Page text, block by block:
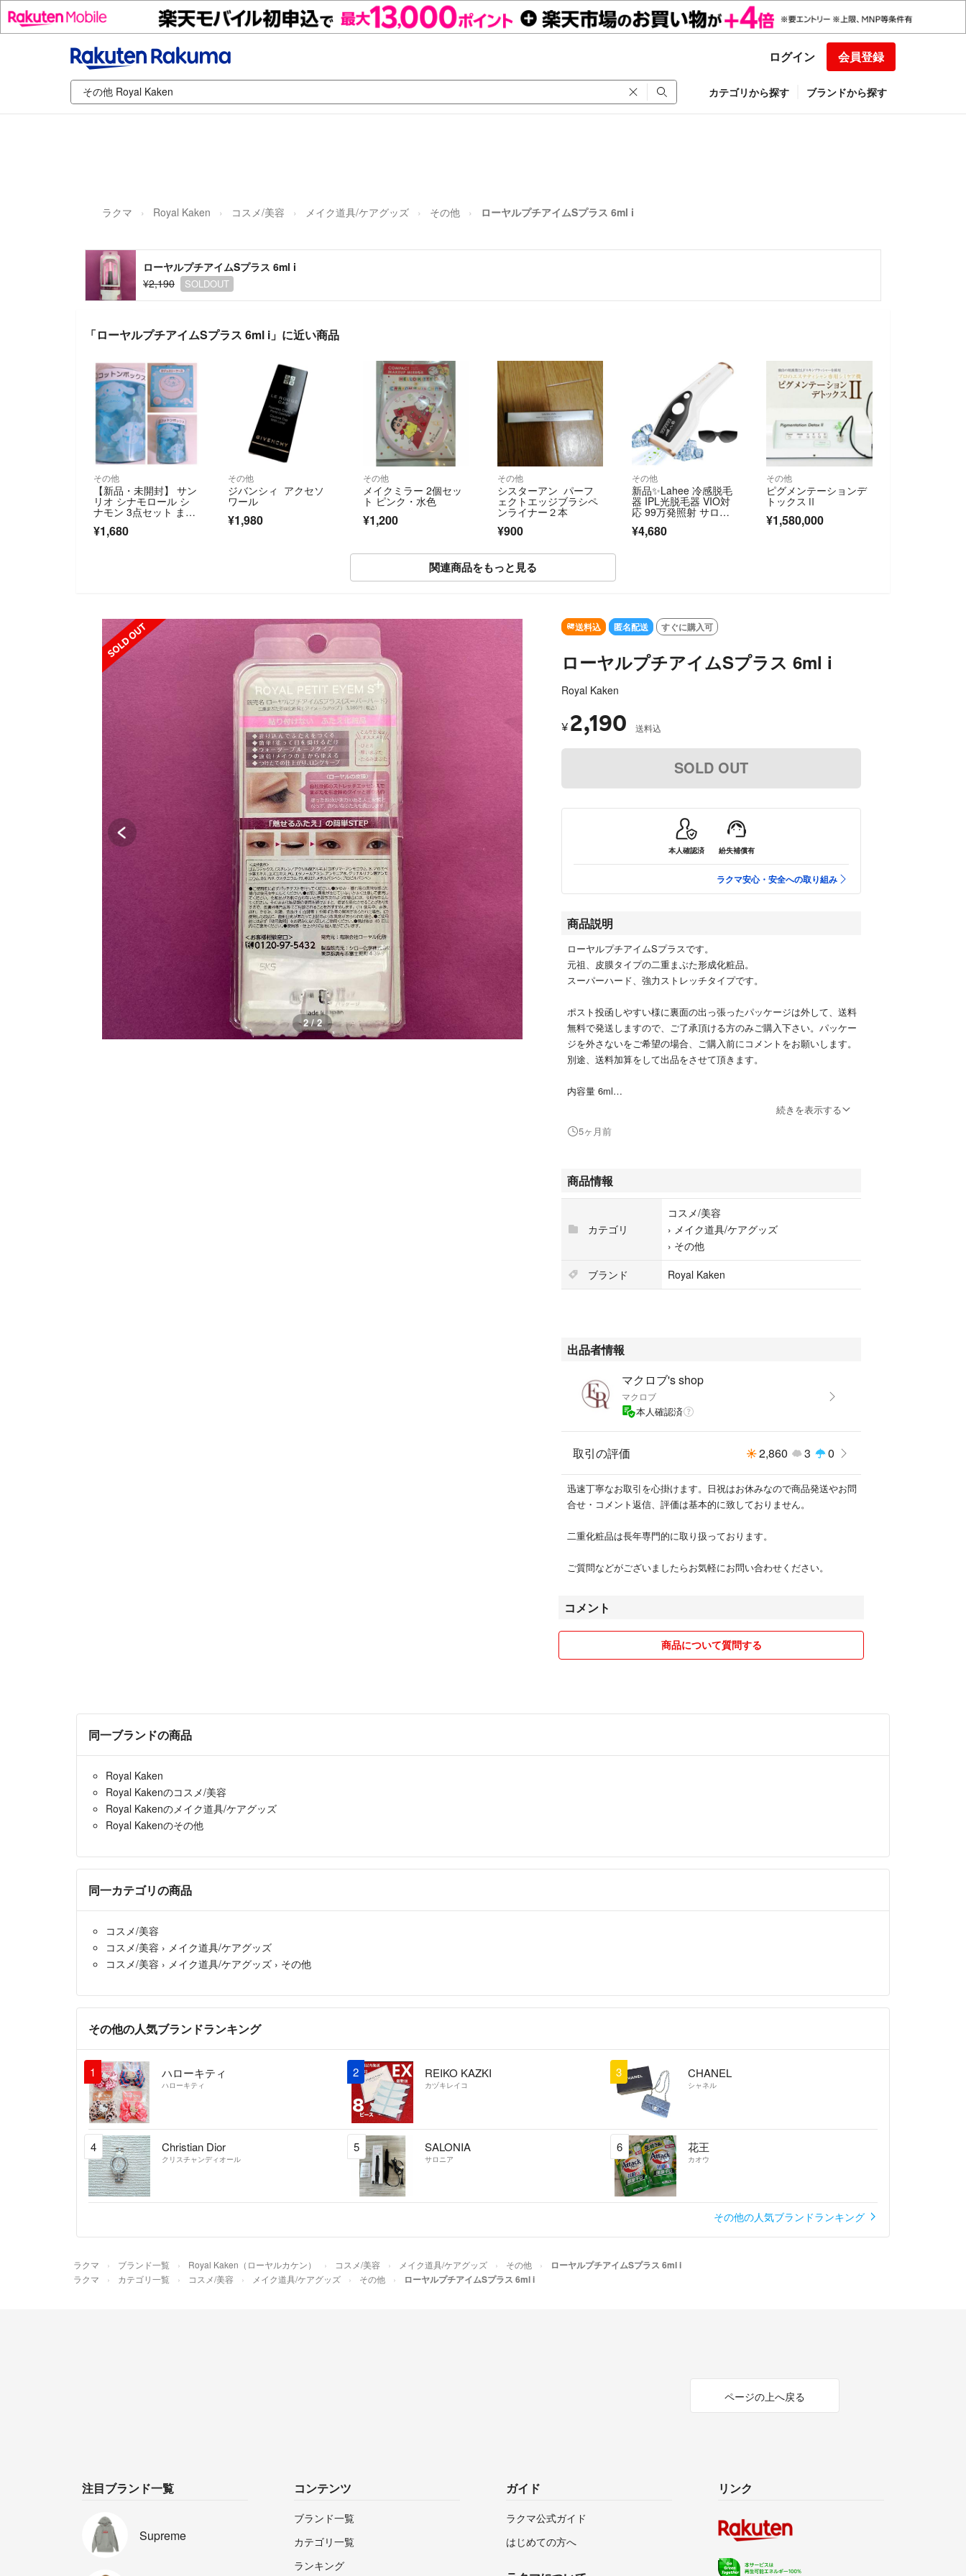
ログイン 会員登録
カテゴリから探す ブランドから探す
ラクマ Royal Kaken コスメ/美容 メイク道具/ケアグッズ その他 ローヤルプチアイムSプラス 6ml i
ローヤルプチアイムSプラス 6ml i
¥2,190
SOLDOUT
「ローヤルプチアイムSプラス 6ml i」に近い商品
その他
【新品・未開封】 サン
リオ シナモロール シ
ナモン 3点セット まと
め売り
¥1,680
その他
ジバンシィ アクセソ
ワール
¥1,980
その他
メイクミラー 2個セッ
ト ピンク・水色
¥1,200
その他
シスターアン パーフ
ェクトエッジブラシペ
ンライナー２本
¥900
その他
新品✨Lahee 冷感脱毛
器 IPL光脱毛器 VIO対
応 99万発照射 サロン
級
¥4,680
その他
ピグメンテーションデ
トックスⅡ
¥1,580,000
関連商品をもっと見る
1 / 2
送料込 匿名配送 すぐに購入可
ローヤルプチアイムSプラス 6ml i
Royal Kaken
¥ 2,190 送料込
SOLD OUT
本人確認済 紛失補償有
ラクマ安心・安全への取り組み
商品説明
ローヤルプチアイムSプラスです。
元祖、皮膜タイプの二重まぶた形成化粧品。
スーパーハード、強力ストレッチタイプです。
ポスト投函しやすい様に裏面の出っ張ったパッケージは外して、送料
無料で発送しますので、ご了承頂ける方のみご購入下さい。パッケー
ジを外さないをご希望の場合、ご購入前にコメントをお願いします。
別途、送料加算をして出品をさせて頂きます。
内容量 6ml
（裏面の出っ張りを外す理由）
りネコポスが利用できますので、送料込みでお安いお値段設定が可能
となっております。出っ張りを外さない発送をご希望の方は、送料計
算をいたしますのでご購入前にコメントをお願いします。
ネコポス・・・送料無料（出っ張りを外す為開封します）
コンパクト・・・+240円（出っ張り部がやや潰れます）
続きを表示する
5ヶ月前
商品情報
カテゴリ
コスメ/美容
› メイク道具/ケアグッズ
› その他
ブランド
Royal Kaken
出品者情報
マクロブ's shop
マクロブ
本人確認済
取引の評価 2,860 3 0
迅速丁寧なお取引を心掛けます。日祝はお休みなので商品発送やお問
合せ・コメント返信、評価は基本的に致しておりません。
二重化粧品は長年専門的に取り扱っております。
ご質問などがございましたらお気軽にお問い合わせください。
コメント
商品について質問する
同一ブランドの商品
Royal Kaken
Royal Kakenのコスメ/美容
Royal Kakenのメイク道具/ケアグッズ
Royal Kakenのその他
同一カテゴリの商品
コスメ/美容
コスメ/美容 › メイク道具/ケアグッズ
コスメ/美容 › メイク道具/ケアグッズ › その他
その他の人気ブランドランキング
1 ハローキティ
ハローキティ
2 REIKO KAZKI
カヅキレイコ
3 CHANEL
シャネル
4 Christian Dior
クリスチャンディオール
5 SALONIA
サロニア
6 花王
カオウ
その他の人気ブランドランキング
ラクマ ブランド一覧 Royal Kaken（ローヤルカケン） コスメ/美容 メイク道具/ケアグッズ その他 ローヤルプチアイムSプラス 6ml i
ラクマ カテゴリ一覧 コスメ/美容 メイク道具/ケアグッズ その他 ローヤルプチアイムSプラス 6ml i
ページの上へ戻る
注目ブランド一覧
Supreme
コンテンツ
ブランド一覧
カテゴリ一覧
ランキング
ガイド
ラクマ公式ガイド
はじめての方へ
リンク